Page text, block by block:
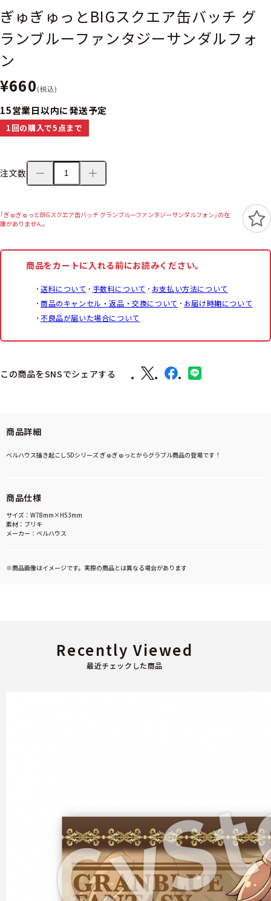
ぎゅぎゅっとBIGスクエア缶バッチ グ
ランブルーファンタジーサンダルフォ
ン
¥660(税込)
15営業日以内に発送予定
1回の購入で5点まで
注文数
「ぎゅぎゅっとBIGスクエア缶バッチ グランブルーファンタジーサンダルフォン」の在
庫がありません。
商品をカートに入れる前にお読みください。
送料について 手数料について
お支払い方法について
商品のキャンセル・返品・交換について
お届け時期について
不良品が届いた場合について
この商品をSNSでシェアする
商品詳細
ベルハウス描き起こしSDシリーズ ぎゅぎゅっとからグラブル商品の登場です！
商品仕様
サイズ：W78mm×H53mm
素材：ブリキ
メーカー：ベルハウス
※商品画像はイメージです。実際の商品とは異なる場合があります
最近チェックした商品
Recently Viewed